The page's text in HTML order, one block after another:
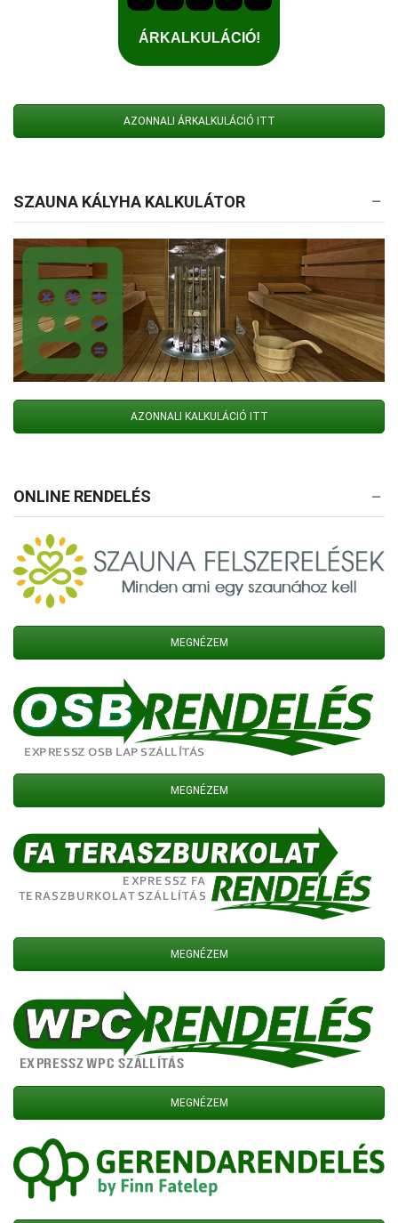
AZONNALI ÁRKALKULÁCIÓ ITT
SZAUNA KÁLYHA KALKULÁTOR
AZONNALI KALKULÁCIÓ ITT
ONLINE RENDELÉS
MEGNÉZEM
MEGNÉZEM
MEGNÉZEM
MEGNÉZEM